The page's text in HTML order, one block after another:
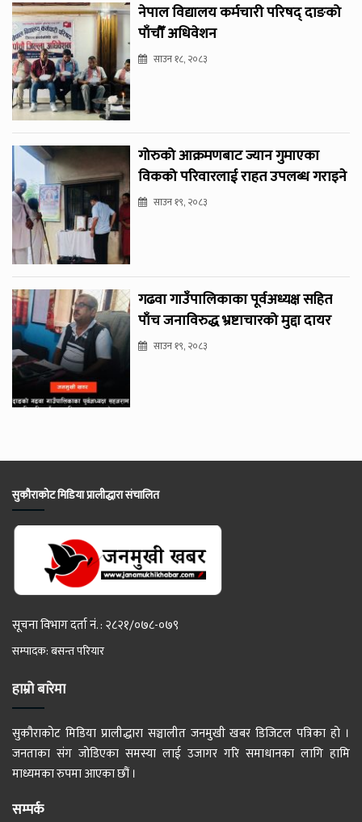
नेपाल विद्यालय कर्मचारी परिषद् दाङको
पाँचौँ अधिवेशन
साउन १८, २०८३
गोरुको आक्रमणबाट ज्यान गुमाएका
विकको परिवारलाई राहत उपलब्ध गराइने
साउन १९, २०८३
गढवा गाउँपालिकाका पूर्वअध्यक्ष सहित
पाँच जनाविरुद्ध भ्रष्टाचारको मुद्दा दायर
साउन १९, २०८३
सुकौराकोट मिडिया प्रालीद्धारा संचालित
सूचना विभाग दर्ता नं. : २८२१/०७८-०७९
सम्पादक: बसन्त परियार
हाम्रो बारेमा
सुकौराकोट मिडिया प्रालीद्धारा सञ्चालीत जनमुखी खबर डिजिटल पत्रिका हो ।
जनताका संग जोडिएका समस्या लाई उजागर गरि समाधानका लागि हामि
माध्यमका रुपमा आएका छौं ।
सम्पर्क